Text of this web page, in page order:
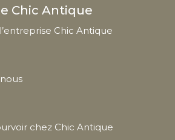
Chic Antique
Chic Antique
chez Chic Antique